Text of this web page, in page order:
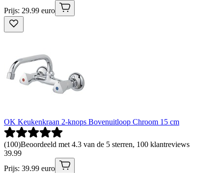
Prijs: 29.99 euro
OK Keukenkraan 2-knops Bovenuitloop Chroom 15 cm
(100)Beoordeeld met 4.3 van de 5 sterren, 100 klantreviews
39.99
Prijs: 39.99 euro